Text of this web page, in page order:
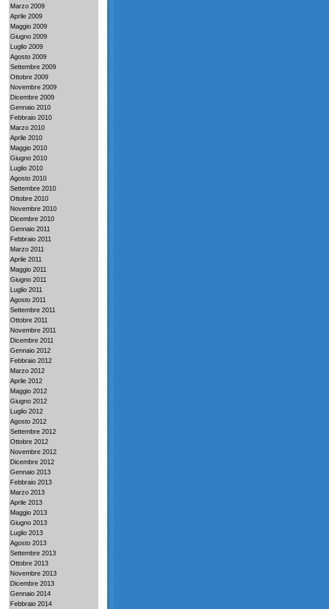
Marzo 2009
Aprile 2009
Maggio 2009
Giugno 2009
Luglio 2009
Agosto 2009
Settembre 2009
Ottobre 2009
Novembre 2009
Dicembre 2009
Gennaio 2010
Febbraio 2010
Marzo 2010
Aprile 2010
Maggio 2010
Giugno 2010
Luglio 2010
Agosto 2010
Settembre 2010
Ottobre 2010
Novembre 2010
Dicembre 2010
Gennaio 2011
Febbraio 2011
Marzo 2011
Aprile 2011
Maggio 2011
Giugno 2011
Luglio 2011
Agosto 2011
Settembre 2011
Ottobre 2011
Novembre 2011
Dicembre 2011
Gennaio 2012
Febbraio 2012
Marzo 2012
Aprile 2012
Maggio 2012
Giugno 2012
Luglio 2012
Agosto 2012
Settembre 2012
Ottobre 2012
Novembre 2012
Dicembre 2012
Gennaio 2013
Febbraio 2013
Marzo 2013
Aprile 2013
Maggio 2013
Giugno 2013
Luglio 2013
Agosto 2013
Settembre 2013
Ottobre 2013
Novembre 2013
Dicembre 2013
Gennaio 2014
Febbraio 2014